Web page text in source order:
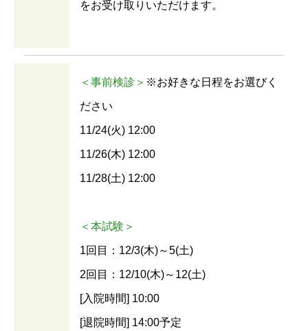
をお受け取りいただけます。
＜事前検診＞ ※お好きな日程をお選びく
ださい
11/24(火) 12:00
11/26(木) 12:00
11/28(土) 12:00
＜本試験＞
1回目：12/3(木)～5(土)
2回目：12/10(木)～12(土)
[入院時間] 10:00
[退院時間] 14:00予定